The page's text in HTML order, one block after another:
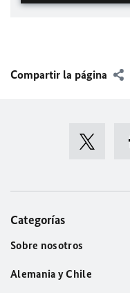
Compartir la página
Categorías
Sobre nosotros
Alemania y Chile